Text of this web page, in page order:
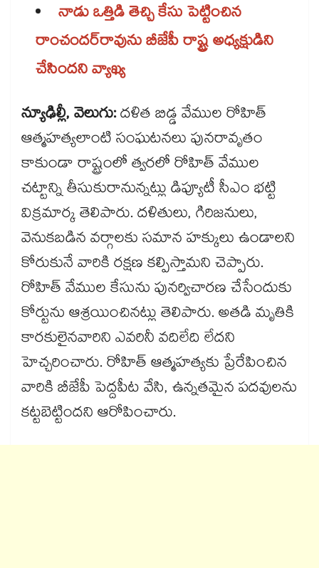
నాడు ఒత్తిడి తెచ్చి కేసు పెట్టించిన
రాంచందర్​రావును బీజేపీ రాష్ట్ర అధ్యక్షుడిని
చేసిందని వ్యాఖ్య
న్యూఢిల్లీ, వెలుగు:దళిత బిడ్డ వేముల రోహిత్‌‌‌‌‌‌‌‌‌‌‌‌‌‌‌‌
ఆత్మహత్యలాంటి సంఘటనలు పునరావృతం
కాకుండా రాష్ట్రంలో త్వరలో రోహిత్ వేముల
చట్టాన్ని తీసుకురానున్నట్లు డిప్యూటీ సీఎం భట్టి
విక్రమార్క తెలిపారు. దళితులు, గిరిజనులు,
వెనుకబడిన వర్గాలకు సమాన హక్కులు ఉండాలని
కోరుకునే వారికి రక్షణ కల్పిస్తామని చెప్పారు.
రోహిత్‌‌‌‌‌‌‌‌‌‌‌‌‌‌‌‌ వేముల కేసును పునర్విచారణ చేసేందుకు
కోర్టును ఆశ్రయించినట్లు తెలిపారు. అతడి మృతికి
కారకులైనవారిని ఎవరినీ వదిలేది లేదని
హెచ్చరించారు. రోహిత్ ఆత్మహత్యకు ప్రేరేపించిన
వారికి బీజేపీ పెద్దపీట వేసి, ఉన్నతమైన పదవులను
కట్టబెట్టిందని ఆరోపించారు.